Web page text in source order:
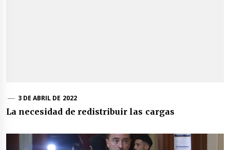
3 DE ABRIL DE 2022
La necesidad de redistribuir las cargas